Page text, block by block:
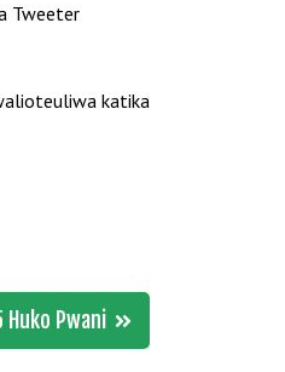
Tweeter
katika
Huko Pwani